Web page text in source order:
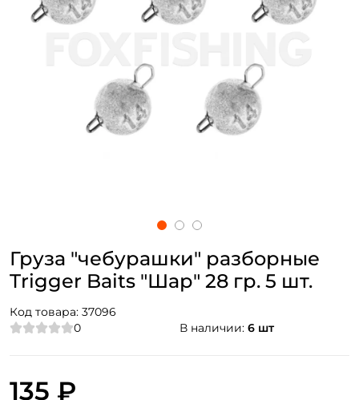
Груза "чебурашки" разборные
Trigger Baits "Шар" 28 гр. 5 шт.
Код товара: 37096
0
В наличии: 6 шт
135 ₽